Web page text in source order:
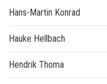
Hans-Martin Konrad
Hauke Hellbach
Hendrik Thoma